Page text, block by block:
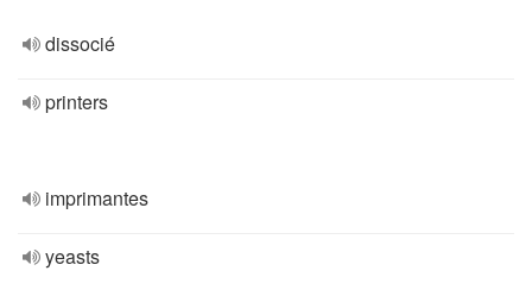
dissocié
printers
imprimantes
yeasts